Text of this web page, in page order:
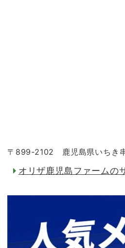
〒899-2102 鹿児島県いちき串
オリザ鹿児島ファームの